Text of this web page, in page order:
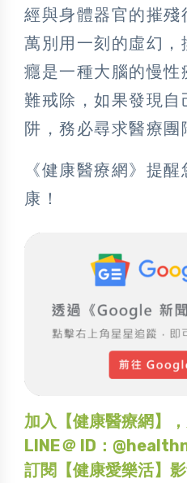
經與身體器官的摧
萬別用一刻的虛幻，
癮是一種大腦的慢性
難戒除，如果發現自
阱，務必尋求醫療團
《健康醫療網》提
康！
加入【健康醫療網】
LINE＠ ID：
訂閱【健康愛樂活】